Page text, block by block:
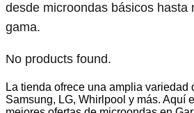
desde microondas básicos hasta
gama.
No products found.
La tienda ofrece una amplia variedad
Samsung, LG, Whirlpool y más. Aquí